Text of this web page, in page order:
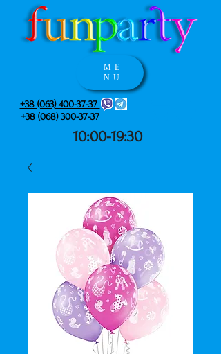
+38 (063) 400-37-37
+38 (068) 300-37-37
10:00-19:30
ME
NU